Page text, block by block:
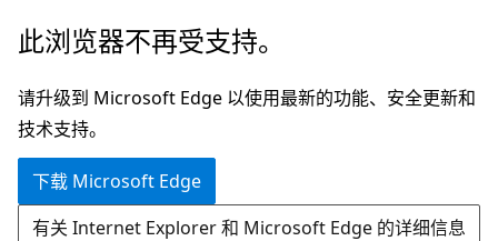
跳
主
要
内
此浏览器不再受支持。
请升级到 Microsoft Edge 以使用最新的功能、安全更新和
技术支持。
下载 Microsoft Edge
有关 Internet Explorer 和 Microsoft Edge 的详细信息